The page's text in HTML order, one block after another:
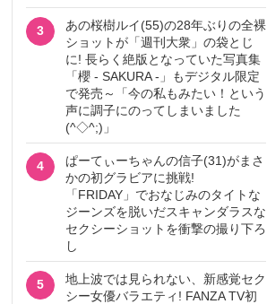
3
あの桜樹ルイ(55)の28年ぶりの全裸
ショットが「週刊大衆」の袋とじ
に! 長らく絶版となっていた写真集
「櫻 - SAKURA -」もデジタル限定
で発売～「今の私もみたい！という
声に調子にのってしまいました
(^◇^;)」
4
ぱーてぃーちゃんの信子(31)がまさ
かの初グラビアに挑戦!
「FRIDAY」でおなじみのタイトな
ジーンズを脱いだスキャンダラスな
セクシーショットを衝撃の撮り下ろ
し
5
地上波では見られない、新感覚セク
シー女優バラエティ! FANZA TV初